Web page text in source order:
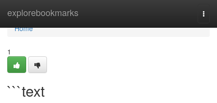
explorebookmarks
Home
Home
1
```text